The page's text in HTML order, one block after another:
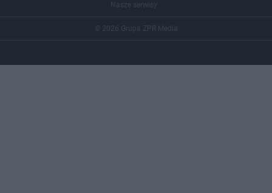
Nasze serwisy
© 2026 Grupa ZPR Media